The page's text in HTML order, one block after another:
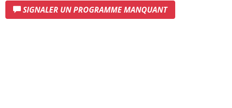
SIGNALER UN PROGRAMME MANQUANT